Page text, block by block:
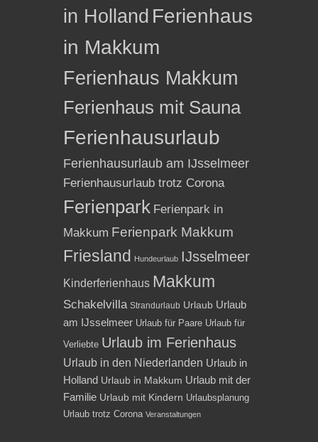
in Holland Ferienhaus
in Makkum
Ferienhaus Makkum
Ferienhaus mit Sauna
Ferienhausurlaub
Ferienhausurlaub am IJsselmeer
Ferienhausurlaub trotz Corona
Ferienpark Ferienpark in
Makkum Ferienpark Makkum
Friesland Hundeurlaub IJsselmeer
Kinderferienhaus Makkum
Schakelvilla Strandurlaub Urlaub Urlaub
am IJsselmeer Urlaub für Paare Urlaub für
Verliebte Urlaub im Ferienhaus
Urlaub in den Niederlanden Urlaub in
Holland Urlaub in Makkum Urlaub mit der
Familie Urlaub mit Kindern Urlaubsplanung
Urlaub trotz Corona Veranstaltungen